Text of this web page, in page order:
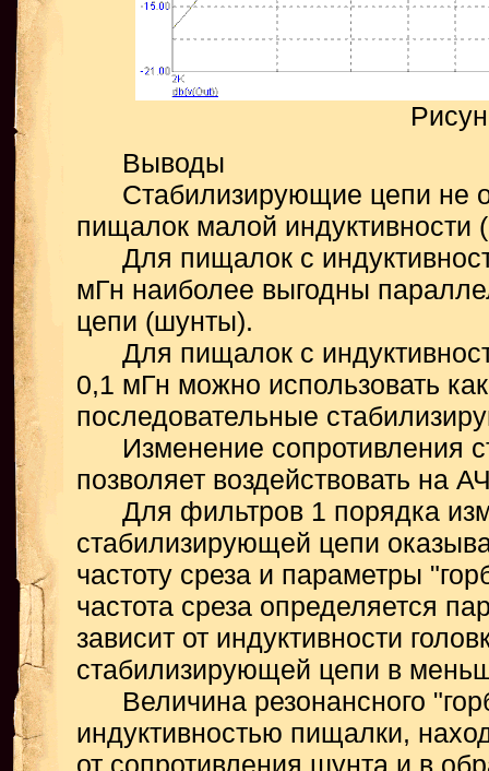
Выводы
Стабилизирующие цепи не
пищалок малой индуктивности
Для пищалок с
мГн наиболее выгодны
цепи (шунты).
Для пищалок с
0,1 мГн можно использовать
последовательные
Изменение сопротивления
позволяет воздействовать на
Для фильтров 1 порядка
стабилизирующей цепи
частоту среза и параметры
частота среза определяется
зависит от индуктивности
стабилизирующей цепи в
Величина резонансного
индуктивностью пищалки,
от сопротивления шунта и в